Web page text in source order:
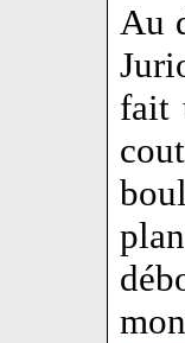
Au
fait